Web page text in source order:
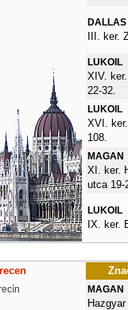
DALLAS
III. ker.
LUKOIL
XIV.
22-32.
LUKOIL
XVI.
108.
MAGAN
XI. ker.
utca 19-
LUKOIL
IX. ker.
MAGAN